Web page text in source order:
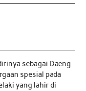
sebagai Daeng
spesial pada
yang lahir di